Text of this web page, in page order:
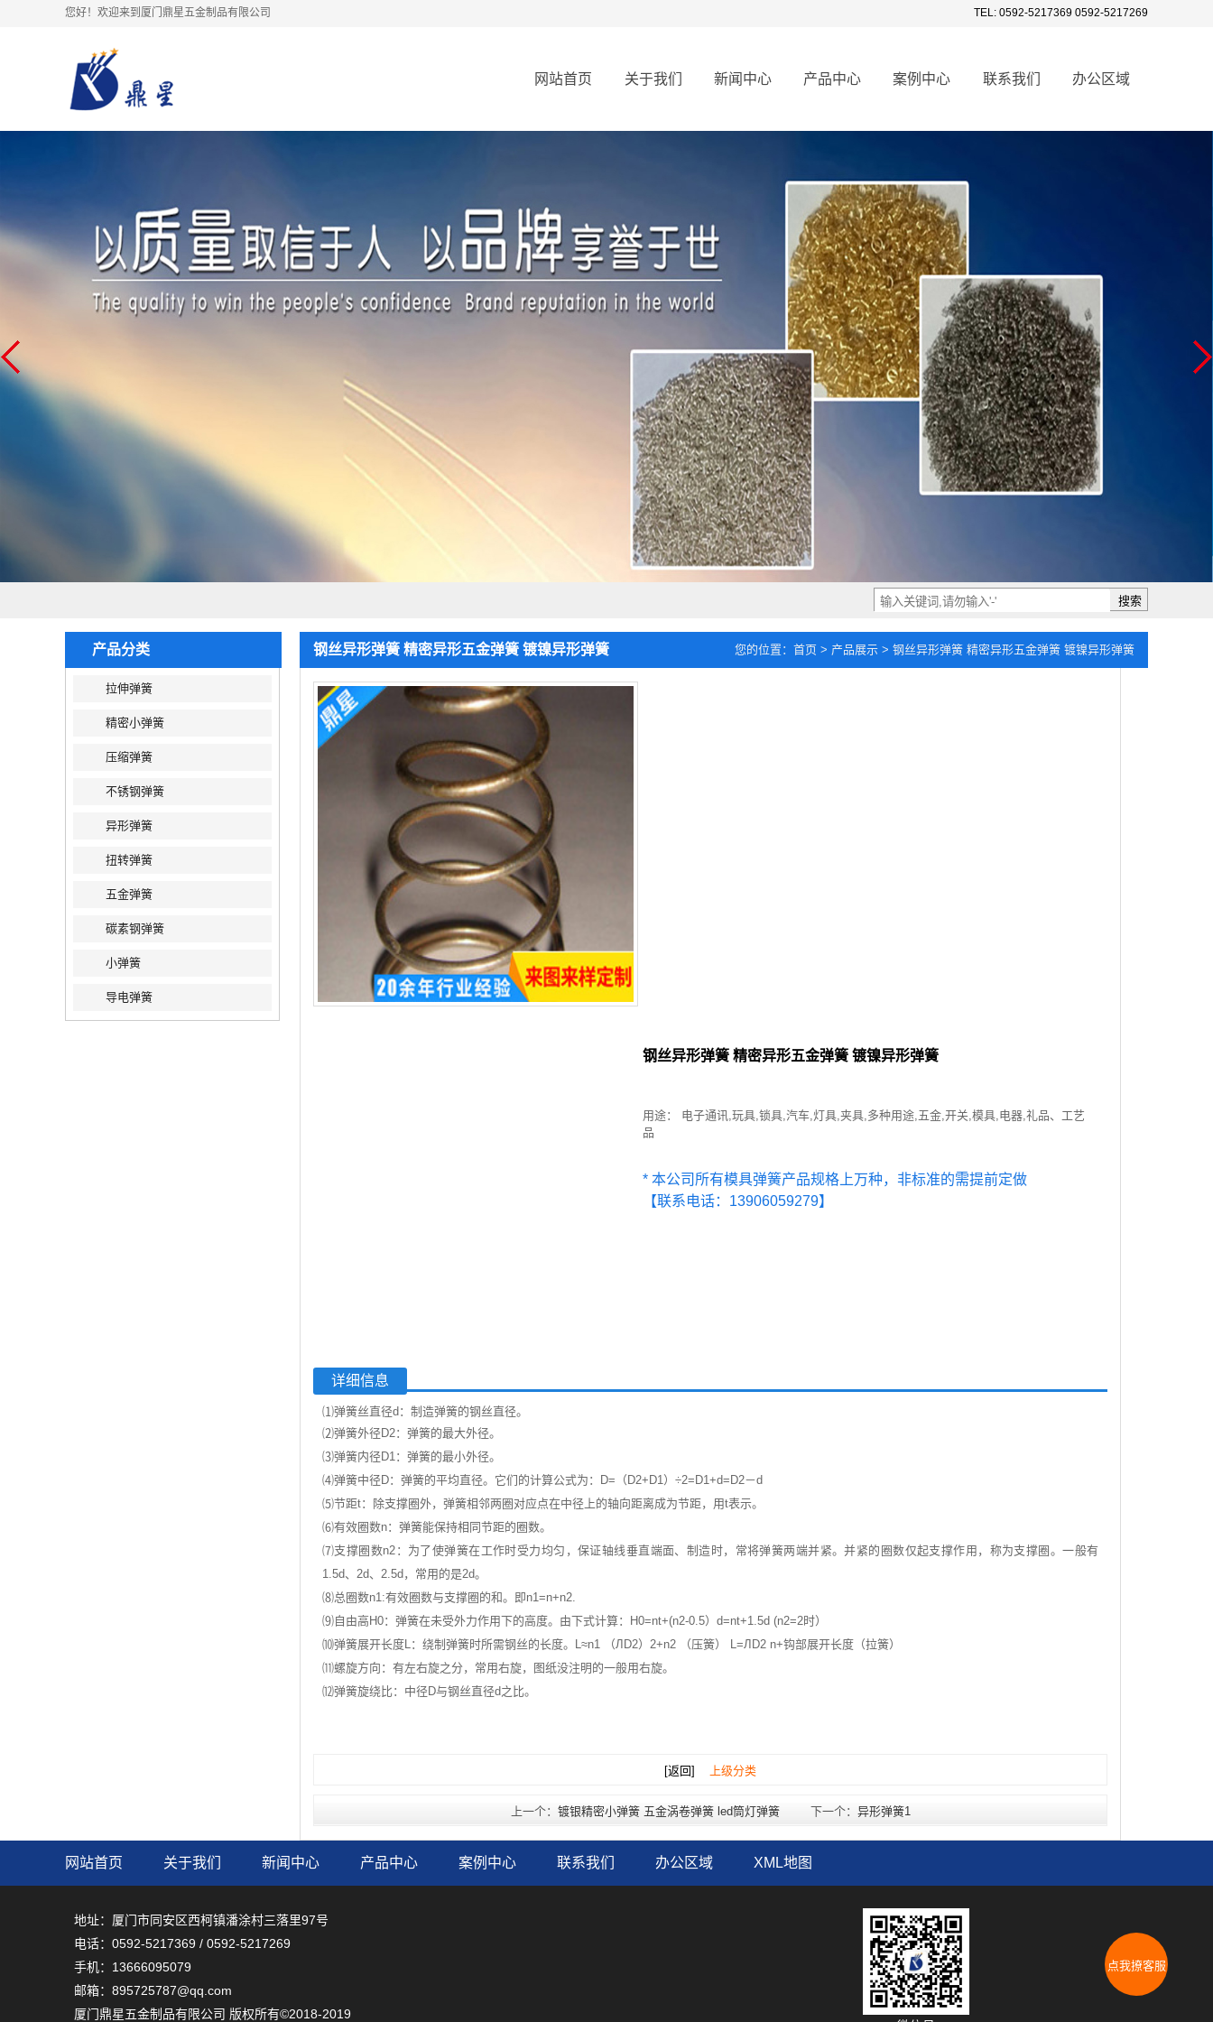
您好！欢迎来到厦门鼎星五金制品有限公司 TEL: 0592-5217369 0592-5217269
网站首页 关于我们 新闻中心 产品中心 案例中心 联系我们 办公区域
点我撩客服
搜索
产品分类
拉伸弹簧
精密小弹簧
压缩弹簧
不锈钢弹簧
异形弹簧
扭转弹簧
五金弹簧
碳素钢弹簧
小弹簧
导电弹簧
钢丝异形弹簧 精密异形五金弹簧 镀镍异形弹簧 您的位置： 首页 > 产品展示 > 钢丝异形弹簧 精密异形五金弹簧 镀镍异形弹簧
钢丝异形弹簧 精密异形五金弹簧 镀镍异形弹簧
用途： 电子通讯,玩具,锁具,汽车,灯具,夹具,多种用途,五金,开关,模具,电器,礼品、工艺
品
* 本公司所有模具弹簧产品规格上万种，非标准的需提前定做
【联系电话：13906059279】
详细信息
⑴弹簧丝直径d：制造弹簧的钢丝直径。
⑵弹簧外径D2：弹簧的最大外径。
⑶弹簧内径D1：弹簧的最小外径。
⑷弹簧中径D：弹簧的平均直径。它们的计算公式为：D=（D2+D1）÷2=D1+d=D2－d
⑸节距t：除支撑圈外，弹簧相邻两圈对应点在中径上的轴向距离成为节距，用t表示。
⑹有效圈数n：弹簧能保持相同节距的圈数。
⑺支撑圈数n2：为了使弹簧在工作时受力均匀，保证轴线垂直端面、制造时，常将弹簧两端并紧。并紧的圈数仅起支撑作用，称为支撑圈。一般有
1.5d、2d、2.5d，常用的是2d。
⑻总圈数n1:有效圈数与支撑圈的和。即n1=n+n2.
⑼自由高H0：弹簧在未受外力作用下的高度。由下式计算：H0=nt+(n2-0.5）d=nt+1.5d (n2=2时）
⑽弹簧展开长度L：绕制弹簧时所需钢丝的长度。L≈n1 （ЛD2）2+n2 （压簧） L=ЛD2 n+钩部展开长度（拉簧）
⑾螺旋方向：有左右旋之分，常用右旋，图纸没注明的一般用右旋。
⑿弹簧旋绕比：中径D与钢丝直径d之比。
[返回] 上级分类
上一个： 镀银精密小弹簧 五金涡卷弹簧 led筒灯弹簧 下一个： 异形弹簧1
网站首页 关于我们 新闻中心 产品中心 案例中心 联系我们 办公区域 XML地图
地址：厦门市同安区西柯镇潘涂村三落里97号
电话：0592-5217369 / 0592-5217269
手机：13666095079
邮箱：895725787@qq.com
厦门鼎星五金制品有限公司 版权所有©2018-2019